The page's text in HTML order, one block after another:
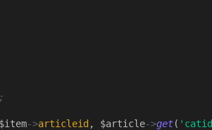
->articleid , $article->get(